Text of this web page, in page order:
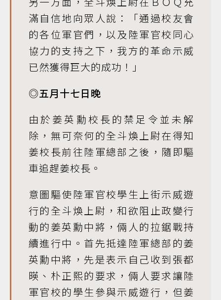
滿自信地向眾人說：「通過校友會
的各位軍官們，以及陸軍官校同心
協力的支持之下，我方的革命示威
已然獲得巨大的成功！」
◎五月十七日晚
由於姜英勳校長的禁足令並未解
除，無可奈何的全斗煥上尉在得知
姜校長前往陸軍總部之後，隨即驅
車追趕姜校長。
意圖驅使陸軍官校學生上街示威遊
行的全斗煥上尉，和欲阻止政變行
動的姜英勳中將，倆人的拉鋸戰持
續進行中。首先抵達陸軍總部的姜
英勳中將，先是表示自己收到張都
暎、朴正熙的要求，倆人要求讓陸
軍官校的學生參與示威遊行，但姜